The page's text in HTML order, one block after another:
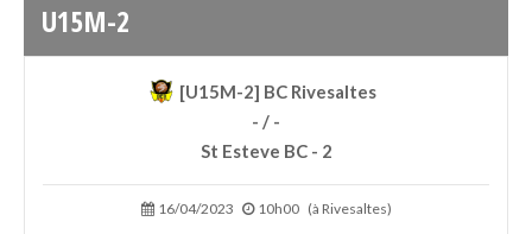
U15M-2
[U15M-2] BC Rivesaltes
- / -
St Esteve BC - 2
16/04/2023 10h00 (à Rivesaltes)